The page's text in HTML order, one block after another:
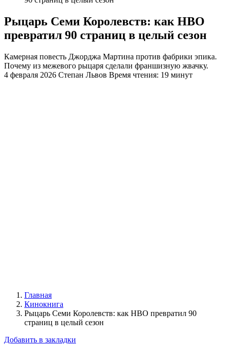
Рыцарь Семи Королевств: как HBO
превратил 90 страниц в целый сезон
Камерная повесть Джорджа Мартина против фабрики эпика.
Почему из межевого рыцаря сделали франшизную жвачку.
4 февраля 2026 Степан Львов Время чтения: 19 минут
Главная
Кинокнига
Рыцарь Семи Королевств: как HBO превратил 90
страниц в целый сезон
Добавить в закладки